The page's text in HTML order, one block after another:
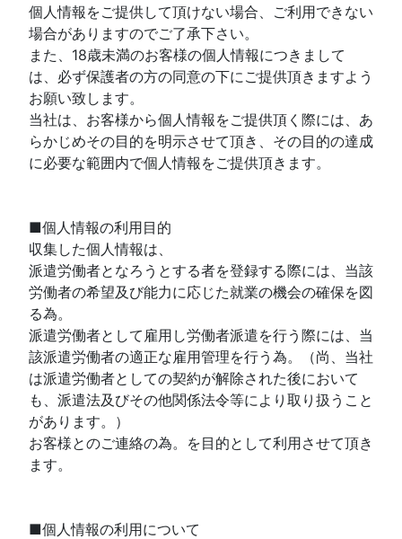
個人情報をご提供して頂けない場合、ご利用できない
場合がありますのでご了承下さい。
また、18歳未満のお客様の個人情報につきまして
は、必ず保護者の方の同意の下にご提供頂きますよう
お願い致します。
当社は、お客様から個人情報をご提供頂く際には、あ
らかじめその目的を明示させて頂き、その目的の達成
に必要な範囲内で個人情報をご提供頂きます。
■個人情報の利用目的
収集した個人情報は、
派遣労働者となろうとする者を登録する際には、当該
労働者の希望及び能力に応じた就業の機会の確保を図
る為。
派遣労働者として雇用し労働者派遣を行う際には、当
該派遣労働者の適正な雇用管理を行う為。（尚、当社
は派遣労働者としての契約が解除された後において
も、派遣法及びその他関係法令等により取り扱うこと
があります。）
お客様とのご連絡の為。を目的として利用させて頂き
ます。
■個人情報の利用について